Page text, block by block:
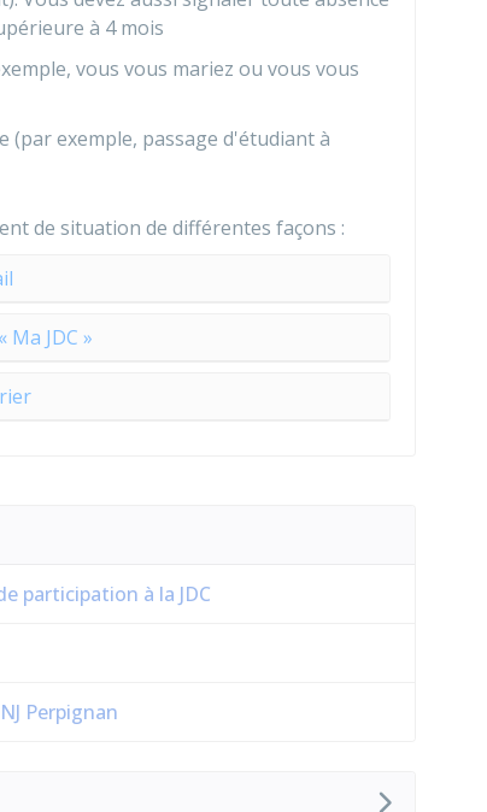
à 4 mois
vous vous mariez ou vous vous
exemple, passage d'étudiant à
de situation de différentes façons :
JDC »
participation à la JDC
Perpignan